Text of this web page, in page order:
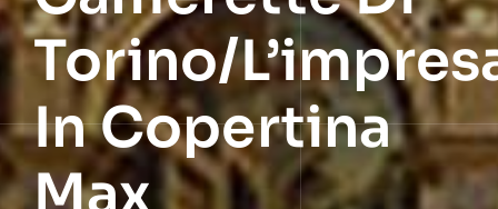
Torino/
In Copertina
Max